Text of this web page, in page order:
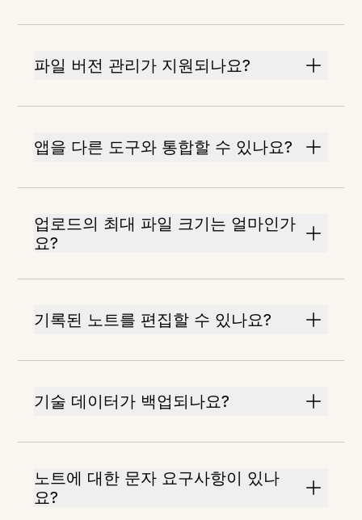
파일 버전 관리가 지원되나요?
앱을 다른 도구와 통합할 수 있나요?
업로드의 최대 파일 크기는 얼마인가
요?
기록된 노트를 편집할 수 있나요?
기술 데이터가 백업되나요?
노트에 대한 문자 요구사항이 있나
요?